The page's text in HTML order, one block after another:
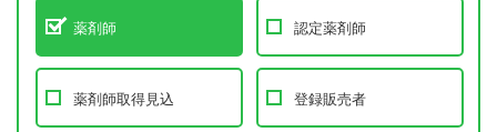
薬剤師 認定薬剤師
薬剤師取得見込 登録販売者